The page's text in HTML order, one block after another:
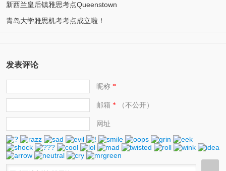
新西兰皇后镇雅思考点Queenstown
青岛大学雅思机考考点成立啦！
发表评论
昵称*
邮箱 *（不公开）
网址